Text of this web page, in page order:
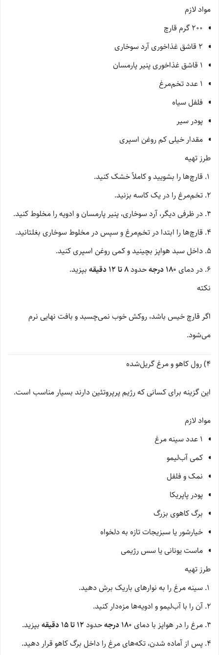
مواد لازم
۲۰۰ گرم قارچ
۲ قاشق غذاخوری آرد سوخاری
۱ قاشق غذاخوری پنیر پارمسان
۱ عدد تخم‌مرغ
فلفل سیاه
پودر سیر
مقدار خیلی کم روغن اسپری
طرز تهیه
قارچ‌ها را بشویید و کاملاً خشک کنید.
تخم‌مرغ را در یک کاسه بزنید.
در ظرفی دیگر، آرد سوخاری، پنیر پارمسان و ادویه را مخلوط کنید.
قارچ‌ها را ابتدا در تخم‌مرغ و سپس در مخلوط سوخاری بغلتانید.
داخل سبد هواپز بچینید و کمی روغن اسپری کنید.
در دمای ۱۸۰ درجه حدود۸ تا ۱۲ دقیقه
بپزید.
نکته
اگر قارچ خیس باشد، روکش خوب نمی‌چسبد و بافت نهایی نرم
می‌شود.
4) رول کاهو و مرغ گریل‌شده
این گزینه برای کسانی که رژیم پرپروتئین دارند بسیار مناسب است.
مواد لازم
۱ عدد سینه مرغ
کمی آب‌لیمو
نمک و فلفل
پودر پاپریکا
برگ کاهوی بزرگ
خیارشور یا سبزیجات تازه به دلخواه
ماست یونانی یا سس رژیمی
طرز تهیه
سینه مرغ را به نوارهای باریک برش دهید.
آن را با آب‌لیمو و ادویه‌ها مزه‌دار کنید.
مرغ را در هواپز با دمای ۱۸۰ درجه حدود ۱۲ تا ۱۵ دقیقه
بپزید.
پس از آماده شدن، تکه‌های مرغ را داخل برگ کاهو قرار دهید.